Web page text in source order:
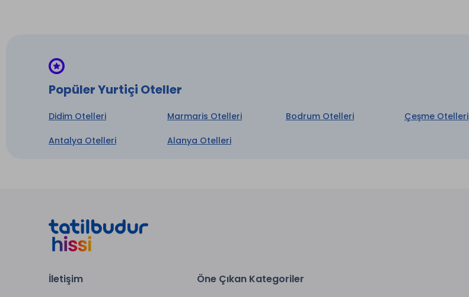
Popüler Yurtiçi Oteller
Didim Otelleri Marmaris Otelleri Bodrum Otelleri Çeşme Otelleri
Antalya Otelleri Alanya Otelleri
İletişim Öne Çıkan Kategoriler